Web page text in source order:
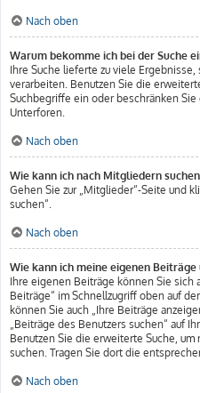
Nach oben
Warum bekomme ich bei der Suche
Ihre Suche lieferte zu viele
verarbeiten. Benutzen Sie die
Suchbegriffe ein oder beschränken
Unterforen.
Nach oben
Wie kann ich nach Mitgliedern
Gehen Sie zur „Mitglieder“-Seite und
suchen“.
Nach oben
Wie kann ich meine eigenen Beiträge
Ihre eigenen Beiträge können Sie sich
Beiträge“ im Schnellzugriff oben auf
können Sie auch „Ihre Beiträge
„Beiträge des Benutzers suchen“ auf
Benutzen Sie die erweiterte Suche,
suchen. Tragen Sie dort die
Nach oben